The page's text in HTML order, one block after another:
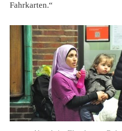
Fahrkarten.“